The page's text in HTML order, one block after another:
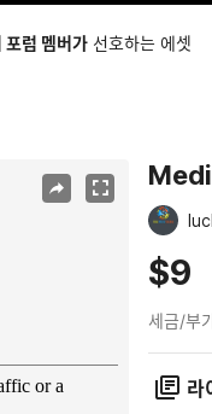
럼 멤버가 선호하는 에셋
$9
세금/부
라